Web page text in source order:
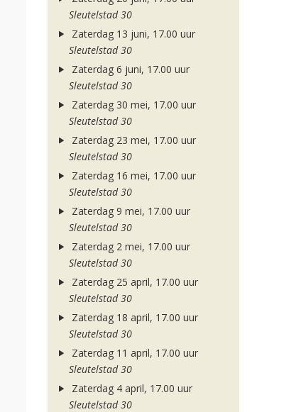
Sleutelstad 30
Zaterdag 13 juni, 17.00 uur
Sleutelstad 30
Zaterdag 6 juni, 17.00 uur
Sleutelstad 30
Zaterdag 30 mei, 17.00 uur
Sleutelstad 30
Zaterdag 23 mei, 17.00 uur
Sleutelstad 30
Zaterdag 16 mei, 17.00 uur
Sleutelstad 30
Zaterdag 9 mei, 17.00 uur
Sleutelstad 30
Zaterdag 2 mei, 17.00 uur
Sleutelstad 30
Zaterdag 25 april, 17.00 uur
Sleutelstad 30
Zaterdag 18 april, 17.00 uur
Sleutelstad 30
Zaterdag 11 april, 17.00 uur
Sleutelstad 30
Zaterdag 4 april, 17.00 uur
Sleutelstad 30